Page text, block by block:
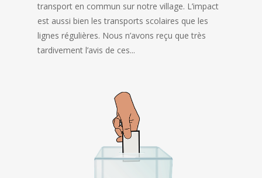
transport en commun sur notre village. L’impact
est aussi bien les transports scolaires que les
lignes régulières. Nous n’avons reçu que très
tardivement l’avis de ces...